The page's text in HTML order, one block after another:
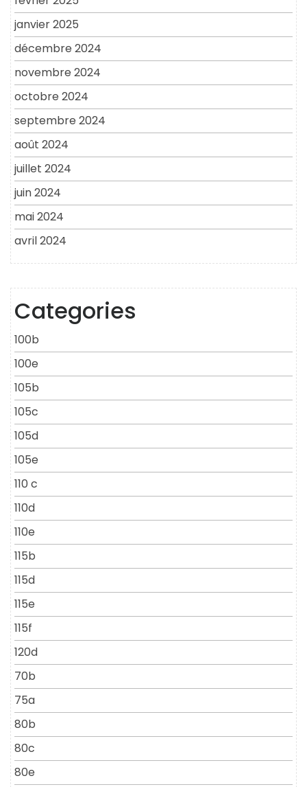
janvier 2025
décembre 2024
novembre 2024
octobre 2024
septembre 2024
août 2024
juillet 2024
juin 2024
mai 2024
avril 2024
Categories
100b
100e
105b
105c
105d
105e
110 c
110d
110e
115b
115d
115e
115f
120d
70b
75a
80b
80c
80e